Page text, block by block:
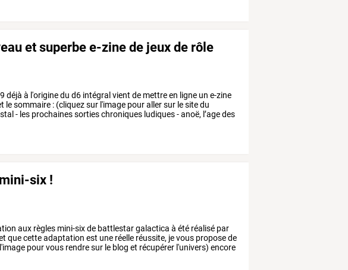
et superbe e-zine de jeux de rôle
déjà à l'originedu d6 intégral vient de mettreen ligne un e-zine
lesommaire : (cliquezsur l'image pourallersur lesitedu
- les prochainessortieschroniques ludiques-anoë, l’agedes
six !
aux règles mini-sixde battlestargalactica à été réalisé par
quecetteadaptation est une réelle réussite, jevous proposede
l'image pourvous rendresur le blog et récupérer l'univers) encore